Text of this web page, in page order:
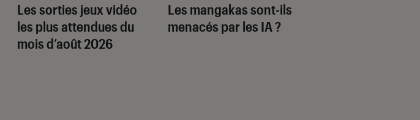
Les sorties jeux vidéo
les plus attendues du
mois d’août 2026
Les mangakas sont-ils
menacés par les IA ?